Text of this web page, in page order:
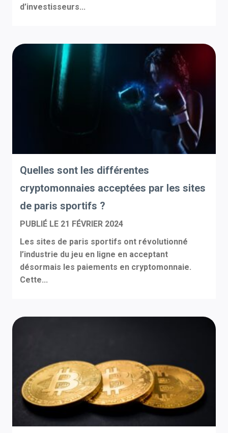
d’investisseurs...
Quelles sont les différentes
cryptomonnaies acceptées par les sites
de paris sportifs ?
PUBLIÉ LE 21 FÉVRIER 2024
Les sites de paris sportifs ont révolutionné
l’industrie du jeu en ligne en acceptant
désormais les paiements en cryptomonnaie.
Cette...